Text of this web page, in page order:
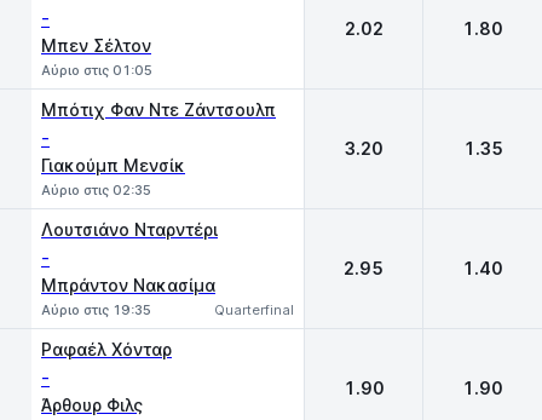
-
Μπεν Σέλτον
Αύριο στις 01:05
2.02 1.80
Μπότιχ Φαν Ντε Ζάντσουλπ
-
Γιακούμπ Μενσίκ
Αύριο στις 02:35
3.20 1.35
Λουτσιάνο Νταρντέρι
-
Μπράντον Νακασίμα
Αύριο στις 19:35 Quarterfinal
2.95 1.40
Ραφαέλ Χόνταρ
-
Άρθουρ Φιλς
1.90 1.90